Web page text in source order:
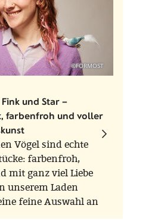
©FORMOST
und Star –
farbenfroh und voller
Vögel sind echte
farbenfroh,
mit ganz viel Liebe
unserem Laden
feine Auswahl an
der Marken Scheler